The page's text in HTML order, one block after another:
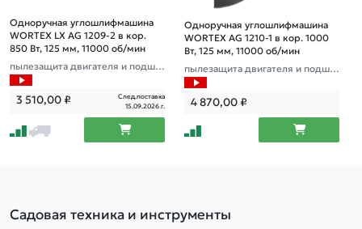
Одноручная углошлифмашина
WORTEX LX AG 1209-2 в кор.
850 Вт, 125 мм, 11000 об/мин
пылезащита двигателя и подши
пника
3 510,00₽
След.поставка
15.09.2026 г.
Одноручная углошлифмашина
WORTEX AG 1210-1 в кор. 1000
Вт, 125 мм, 11000 об/мин
пылезащита двигателя и подши
пника
4 870,00₽
Садовая техника и инструменты